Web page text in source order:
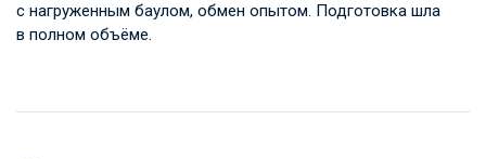
с нагруженным баулом, обмен опытом. Подготовка шла
в полном объёме.